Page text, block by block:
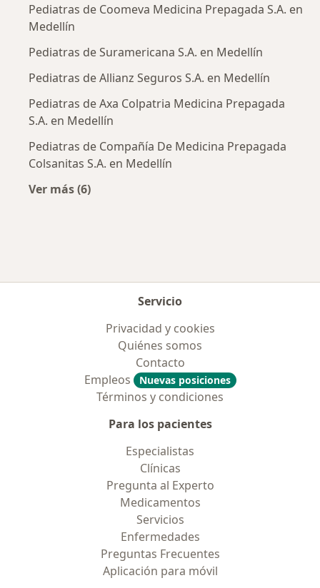
Pediatras de Coomeva Medicina Prepagada S.A. en
Medellín
Pediatras de Suramericana S.A. en Medellín
Pediatras de Allianz Seguros S.A. en Medellín
Pediatras de Axa Colpatria Medicina Prepagada
S.A. en Medellín
Pediatras de Compañía De Medicina Prepagada
Colsanitas S.A. en Medellín
Ver más (6)
Servicio
Privacidad y cookies
Quiénes somos
Contacto
Empleos
Nuevas posiciones
Términos y condiciones
Para los pacientes
Especialistas
Clínicas
Pregunta al Experto
Medicamentos
Servicios
Enfermedades
Preguntas Frecuentes
Aplicación para móvil